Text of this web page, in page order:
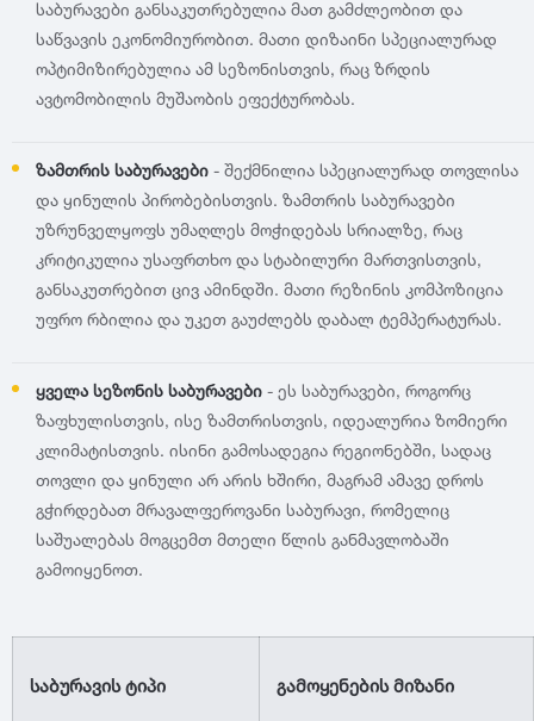
Joyroad
2000
1999
1998
1995
1994
საბურავები განსაკუთრებულია მათ გამძლეობით და
საწვავის ეკონომიურობით. მათი დიზაინი სპეციალურად
ოპტიმიზირებულია ამ სეზონისთვის, რაც ზრდის
ავტომობილის მუშაობის ეფექტურობას.
ზამთრის საბურავები - შექმნილია სპეციალურად თოვლისა
და ყინულის პირობებისთვის. ზამთრის საბურავები
უზრუნველყოფს უმაღლეს მოჭიდებას სრიალზე, რაც
კრიტიკულია უსაფრთხო და სტაბილური მართვისთვის,
განსაკუთრებით ცივ ამინდში. მათი რეზინის კომპოზიცია
უფრო რბილია და უკეთ გაუძლებს დაბალ ტემპერატურას.
ყველა სეზონის საბურავები - ეს საბურავები, როგორც
ზაფხულისთვის, ისე ზამთრისთვის, იდეალურია ზომიერი
კლიმატისთვის. ისინი გამოსადეგია რეგიონებში, სადაც
თოვლი და ყინული არ არის ხშირი, მაგრამ ამავე დროს
გჭირდებათ მრავალფეროვანი საბურავი, რომელიც
საშუალებას მოგცემთ მთელი წლის განმავლობაში
გამოიყენოთ.
საბურავის ტიპი გამოყენების მიზანი